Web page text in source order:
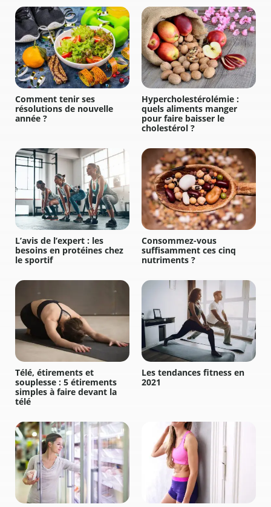
Comment tenir ses
résolutions de nouvelle
année ?
Hypercholestérolémie :
quels aliments manger
pour faire baisser le
cholestérol ?
L’avis de l’expert : les
besoins en protéines chez
le sportif
Consommez-vous
suffisamment ces cinq
nutriments ?
Télé, étirements et
souplesse : 5 étirements
simples à faire devant la
télé
Les tendances fitness en
2021